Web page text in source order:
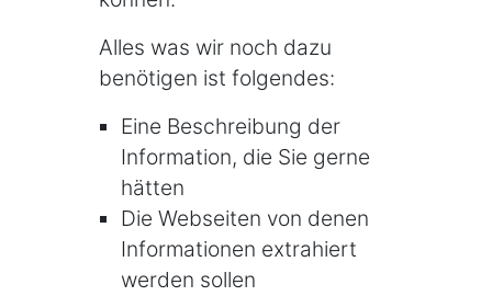
Alles was wir noch dazu
benötigen ist folgendes:
Eine Beschreibung der
Information, die Sie gerne
hätten
Die Webseiten von denen
Informationen extrahiert
werden sollen